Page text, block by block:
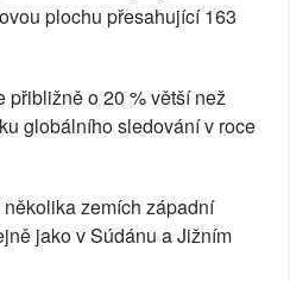
plochu přesahující 163
o 20 % větší než
globálního sledování v roce
zemích západní
jako v Súdánu a Jižním